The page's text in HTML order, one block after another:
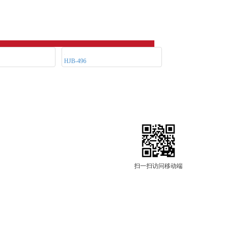
HJB-496
扫一扫访问移动端